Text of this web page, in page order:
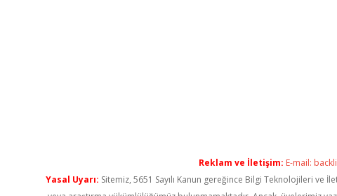
Reklam ve İletişim: E-mail:
Yasal Uyarı: Sitemiz, 5651 Sayılı Kanun gereğince Bilgi Teknolojileri